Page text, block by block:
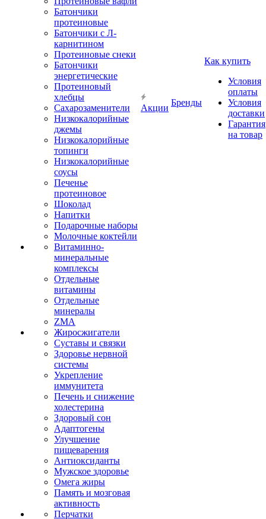
Батончики
протеиновые
Батончики с Л-
карнитином
Протеиновые снеки
Батончики
энергетические
Протеиновый
хлебцы
Сахарозаменители
Низкокалорийные
джемы
Низкокалорийные
топинги
Низкокалорийные
соусы
Печенье
протеиновое
Шоколад
Напитки
Подарочные наборы
Молочные коктейли
Витаминно-
минеральные
комплексы
Отдельные
витамины
Отдельные
минералы
ZMA
Жиросжигатели
Суставы и связки
Здоровье нервной
системы
Укрепление
иммунитета
Печень и снижение
холестерина
Здоровый сон
Адаптогены
Улучшение
пищеварения
Антиоксиданты
Мужское здоровье
Омега жиры
Память и мозговая
активность
Перчатки
Акции
Бренды
Как купить
Условия
оплаты
Условия
доставки
Гарантия
на товар